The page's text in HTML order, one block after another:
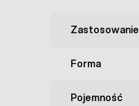
Zastosowanie
Forma
Pojemność